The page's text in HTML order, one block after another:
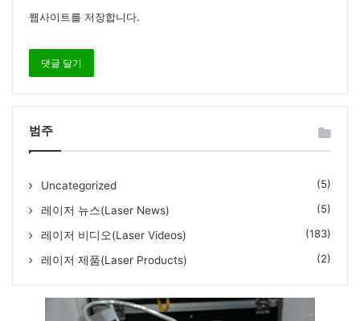
웹사이트를 저장합니다.
범주
Uncategorized (5)
레이저 뉴스(Laser News) (5)
레이저 비디오(Laser Videos) (183)
레이저 제품(Laser Products) (2)